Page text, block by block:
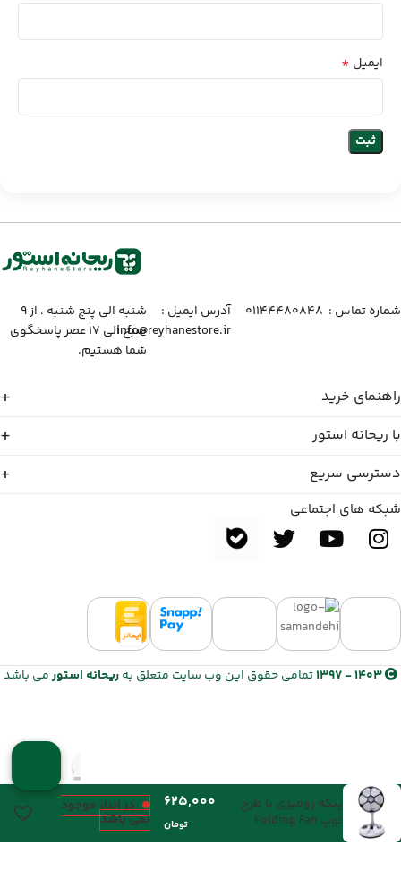
ایمیل *
شماره تماس :‌ ۰۱۱۴۴۴۸۰۸۴۸
آدرس ایمیل :‌
info@reyhanestore.ir
شنبه الی پنج شنبه ، از ۹
صبح الی ۱۷ عصر پاسخگوی
شما هستیم.
راهنمای خرید
با ریحانه استور
دسترسی سریع
شبکه های اجتماعی
1403 - 1397 تمامی حقوق این وب سایت متعلق بهریحانه استورمی باشد
پنکه رومیزی با طرح
توپ Folding Fan
تومان
در انبار موجود
نمی باشد